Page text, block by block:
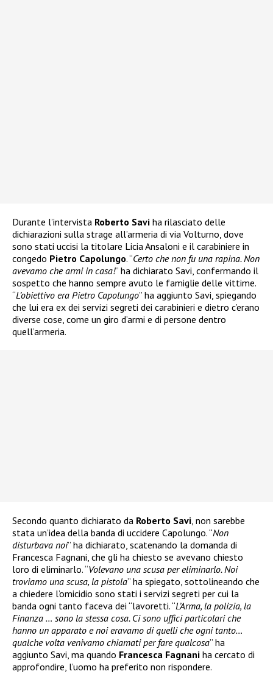
Durante l’intervista Roberto Savi ha rilasciato delle
dichiarazioni sulla strage all’armeria di via Volturno, dove
sono stati uccisi la titolare Licia Ansaloni e il carabiniere in
congedo Pietro Capolungo. “Certo che non fu una rapina. Non
avevamo che armi in casa!” ha dichiarato Savi, confermando il
sospetto che hanno sempre avuto le famiglie delle vittime.
“L’obiettivo era Pietro Capolungo” ha aggiunto Savi, spiegando
che lui era ex dei servizi segreti dei carabinieri e dietro c’erano
diverse cose, come un giro d’armi e di persone dentro
quell’armeria.
Secondo quanto dichiarato da Roberto Savi, non sarebbe
stata un’idea della banda di uccidere Capolungo. “Non
disturbava noi” ha dichiarato, scatenando la domanda di
Francesca Fagnani, che gli ha chiesto se avevano chiesto
loro di eliminarlo. “Volevano una scusa per eliminarlo. Noi
troviamo una scusa, la pistola” ha spiegato, sottolineando che
a chiedere l’omicidio sono stati i servizi segreti per cui la
banda ogni tanto faceva dei “lavoretti. “L’Arma, la polizia, la
Finanza … sono la stessa cosa. Ci sono uffici particolari che
hanno un apparato e noi eravamo di quelli che ogni tanto…
qualche volta venivamo chiamati per fare qualcosa” ha
aggiunto Savi, ma quando Francesca Fagnani ha cercato di
approfondire, l’uomo ha preferito non rispondere.